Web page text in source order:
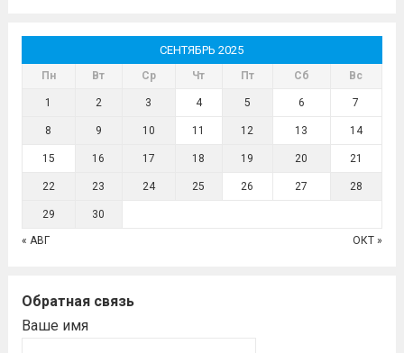
СЕНТЯБРЬ 2025
Пн Вт Ср Чт Пт Сб Вс
1 2 3 4 5 6 7
8 9 10 11 12 13 14
15 16 17 18 19 20 21
22 23 24 25 26 27 28
29 30
« АВГ ОКТ »
Обратная связь
Ваше имя